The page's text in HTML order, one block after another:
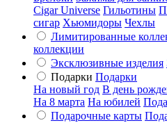
Cigar Universe Гильотины
сигар Хьюмидоры Чехлы
Лимитированные
коллекции
Эксклюзивные изделия
Подарки Подарки
На новый год В день
На 8 марта На юбилей
Подарочные карты